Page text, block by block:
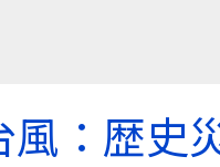
風：歴史